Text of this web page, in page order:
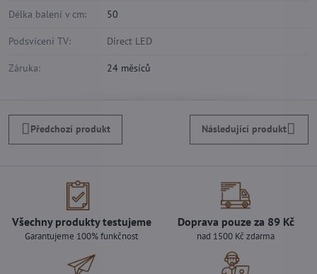
Délka balení v cm: 50
Podsvícení TV: Direct LED
Záruka: 24 měsíců
Předchozí produkt Následující produkt
Všechny produkty testujeme
Garantujeme 100% funkčnost
Doprava pouze za 89 Kč
nad 1500 Kč zdarma